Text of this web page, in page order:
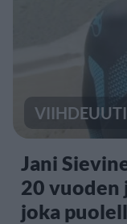
Jani
20 vuoden
joka